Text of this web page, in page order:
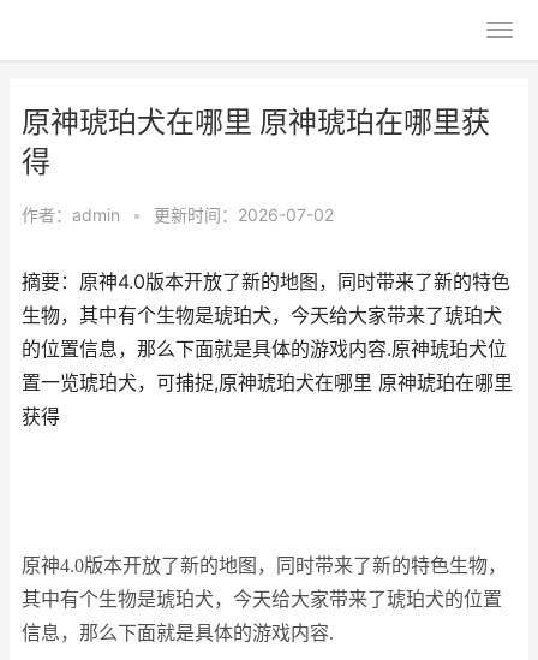
原神琥珀犬在哪里 原神琥珀在哪里获
得
作者： admin • 更新时间：2026-07-02
摘要：原神4.0版本开放了新的地图，同时带来了新的特色
生物，其中有个生物是琥珀犬，今天给大家带来了琥珀犬
的位置信息，那么下面就是具体的游戏内容.原神琥珀犬位
置一览琥珀犬，可捕捉,原神琥珀犬在哪里 原神琥珀在哪里
获得
原神4.0版本开放了新的地图，同时带来了新的特色生物，
其中有个生物是琥珀犬，今天给大家带来了琥珀犬的位置
信息，那么下面就是具体的游戏内容.